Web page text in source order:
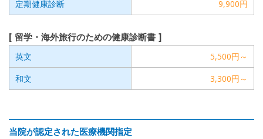
定期健康診断
9,900円
留学・海外旅行のための健康診断書
英文
5,500円～
和文
3,300円～
当院が認定された医療機関指定